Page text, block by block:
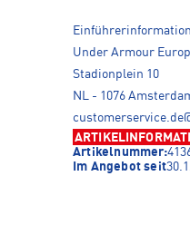
Under Armour
Stadionplein 10
NL - 1076
Artikelnummer:
Im Angebot seit